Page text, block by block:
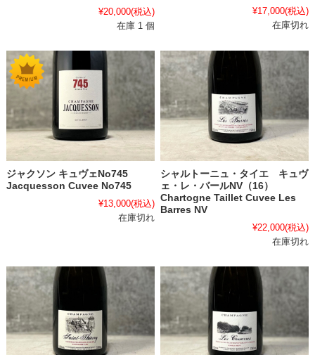
¥20,000(税込)
在庫 1 個
¥17,000(税込)
在庫切れ
ジャクソン キュヴェNo745
Jacquesson Cuvee No745
¥13,000(税込)
在庫切れ
シャルトーニュ・タイエ キュヴ
ェ・レ・バールNV（16）
Chartogne Taillet Cuvee Les
Barres NV
¥22,000(税込)
在庫切れ